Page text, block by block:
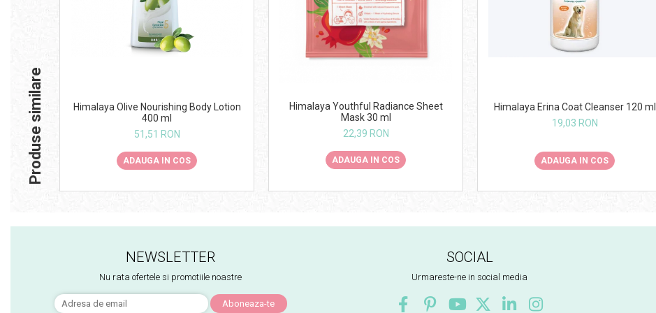
Produse similare
Himalaya Olive Nourishing Body Lotion
400 ml
51,51 RON
ADAUGA IN COS
Himalaya Youthful Radiance Sheet
Mask 30 ml
22,39 RON
ADAUGA IN COS
Himalaya Erina Coat Cleanser 120 ml
19,03 RON
ADAUGA IN COS
NEWSLETTER
Nu rata ofertele si promotiile noastre
SOCIAL
Urmareste-ne in social media